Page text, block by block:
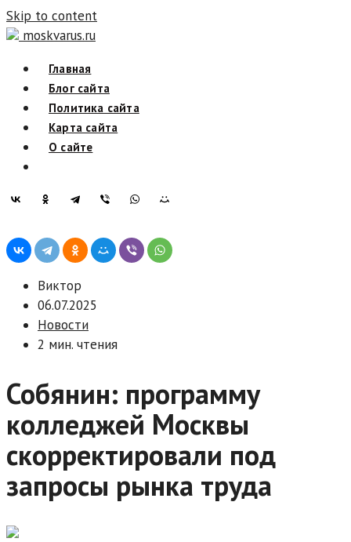
Skip to content
moskvarus.ru
Главная
Блог сайта
Политика сайта
Карта сайта
О сайте
Виктор
06.07.2025
Новости
2 мин. чтения
Собянин: программу
колледжей Москвы
скорректировали под
запросы рынка труда